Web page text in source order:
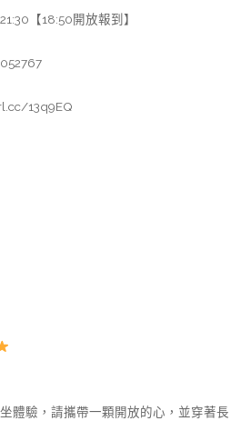
【18:50開放報到】
13q9EQ
體驗，請攜帶一顆開放的心，並穿著長